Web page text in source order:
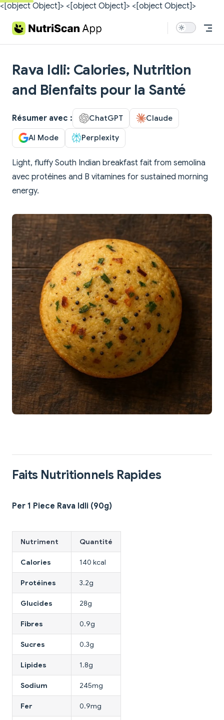
<[object Object]> <[object Object]> <[object Object]>
Rava Idli: Calories, Nutrition
and Bienfaits pour la Santé
Résumer avec : ChatGPT Claude
AI Mode Perplexity
Light, fluffy South Indian breakfast fait from semolina
avec protéines and B vitamines for sustained morning
energy.
Faits Nutritionnels Rapides
Per 1 Piece Rava Idli (90g)
Nutriment Quantité
Calories 140 kcal
Protéines 3.2g
Glucides 28g
Fibres 0.9g
Sucres 0.3g
Lipides 1.8g
Sodium 245mg
Fer 0.9mg